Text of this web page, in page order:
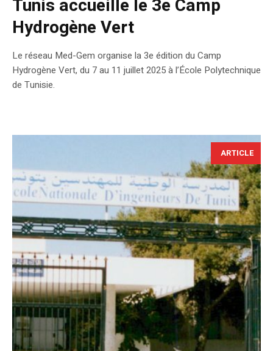
Tunis accueille le 3e Camp
Hydrogène Vert
Le réseau Med-Gem organise la 3e édition du Camp
Hydrogène Vert, du 7 au 11 juillet 2025 à l’École Polytechnique
de Tunisie.
ARTICLE